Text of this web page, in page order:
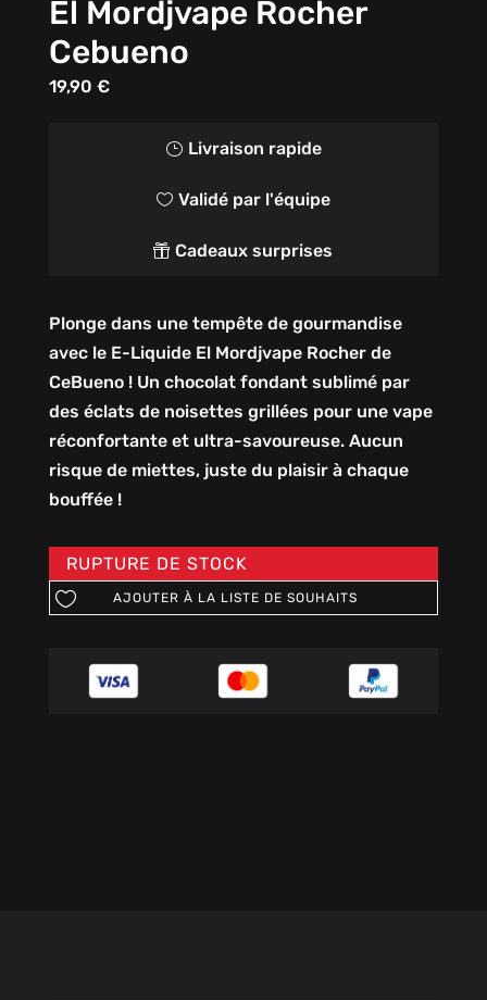
El Mordjvape Rocher
Cebueno
19,90 €
} Livraison rapide
 Validé par l'équipe
 Cadeaux surprises
Plonge dans une tempête de gourmandise
avec le E-Liquide El Mordjvape Rocher de
CeBueno ! Un chocolat fondant sublimé par
des éclats de noisettes grillées pour une vape
réconfortante et ultra-savoureuse. Aucun
risque de miettes, juste du plaisir à chaque
bouffée !
RUPTURE DE STOCK
AJOUTER À LA LISTE DE SOUHAITS